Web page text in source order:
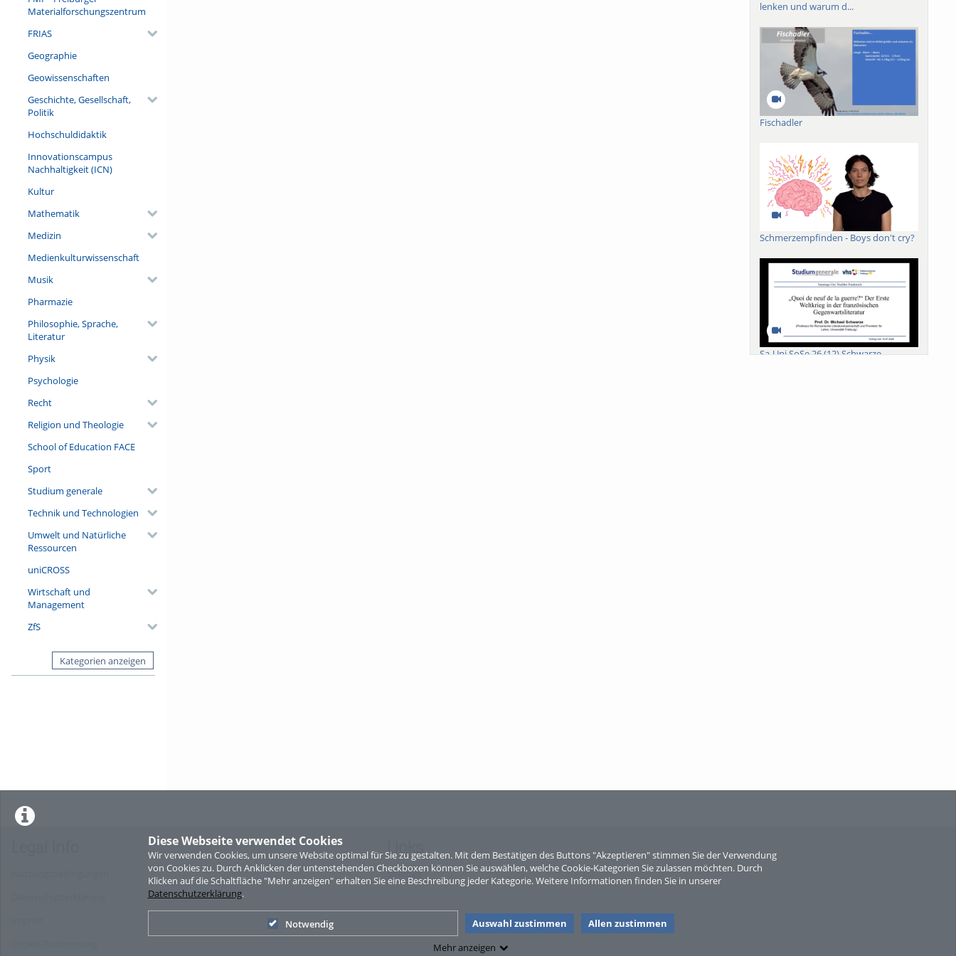
Diese Webseite verwendet Cookies
Wir verwenden Cookies, um unsere Website optimal für Sie zu gestalten. Mit dem Bestätigen des Buttons "Akzeptieren" stimmen Sie der Verwendung
von Cookies zu. Durch Anklicken der untenstehenden Checkboxen können Sie auswählen, welche Cookie-Kategorien Sie zulassen möchten. Durch
Klicken auf die Schaltfläche "Mehr anzeigen" erhalten Sie eine Beschreibung jeder Kategorie. Weitere Informationen finden Sie in unserer
Datenschutzerklärung.
Notwendig Auswahl zustimmen
Allen zustimmen
Mehr anzeigen
Materialforschungszentrum
FRIAS
Geographie
Geowissenschaften
Geschichte, Gesellschaft,
Politik
Hochschuldidaktik
Innovationscampus
Nachhaltigkeit (ICN)
Kultur
Mathematik
Medizin
Medienkulturwissenschaft
Musik
Pharmazie
Philosophie, Sprache,
Literatur
Physik
Psychologie
Recht
Religion und Theologie
School of Education FACE
Sport
Studium generale
Technik und Technologien
Umwelt und Natürliche
Ressourcen
uniCROSS
Wirtschaft und
Management
ZfS
Kategorien anzeigen
lenken und warum d...
Fischadler
Schmerzempfinden - Boys don't cry?
Sa-Uni SoSe 26 (12) Schwarze
Sperber
Links
Sitemap